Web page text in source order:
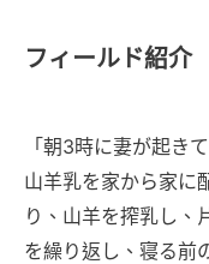
フィールド紹介
「朝3時に妻が起き
山羊乳を家から家に
り、山羊を搾乳し、
を繰り返し、寝る前